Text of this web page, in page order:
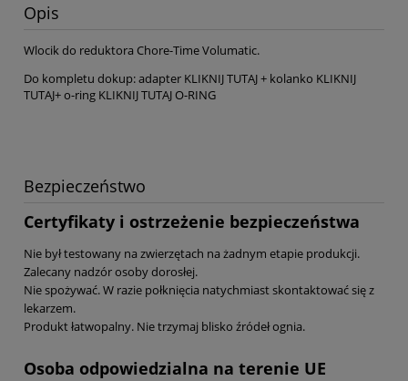
Opis
Wlocik do reduktora Chore-Time Volumatic.
Do kompletu dokup: adapter KLIKNIJ TUTAJ+ kolanko KLIKNIJ
TUTAJ+ o-ring KLIKNIJ TUTAJ O-RING
Bezpieczeństwo
Certyfikaty i ostrzeżenie bezpieczeństwa
Nie był testowany na zwierzętach na żadnym etapie produkcji.
Zalecany nadzór osoby dorosłej.
Nie spożywać. W razie połknięcia natychmiast skontaktować się z
lekarzem.
Produkt łatwopalny. Nie trzymaj blisko źródeł ognia.
Osoba odpowiedzialna na terenie UE